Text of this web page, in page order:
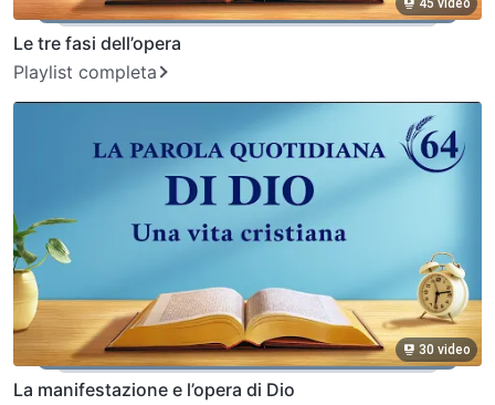
45 video
Le tre fasi dell’opera
Playlist completa
30 video
La manifestazione e l’opera di Dio